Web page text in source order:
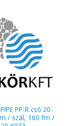
PP-R cső 20-
/ szál, 160 fm /